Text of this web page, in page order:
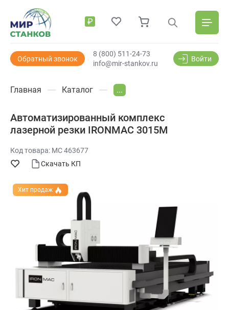
₽
Обратный звонок
info@mir-stankov.ru
8 (800) 511-24-73
Войти
Главная Каталог ...
Автоматизированный комплекс
лазерной резки IRONMAC 3015M
Код товара: МС 463677
Скачать КП
Хит продаж